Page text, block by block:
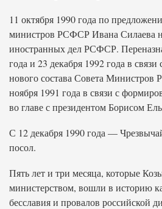
11 октября 1990 года по
министров РСФСР Ивана Силаева
иностранных дел РСФСР.
года и 23 декабря 1992 года в
нового состава Совета
ноября 1991 года в связи с
во главе с президентом Борисом
С 12 декабря 1990 года —
посол.
Пять лет и три месяца, которые
министерством, вошли в историю
бесславия и провалов российской